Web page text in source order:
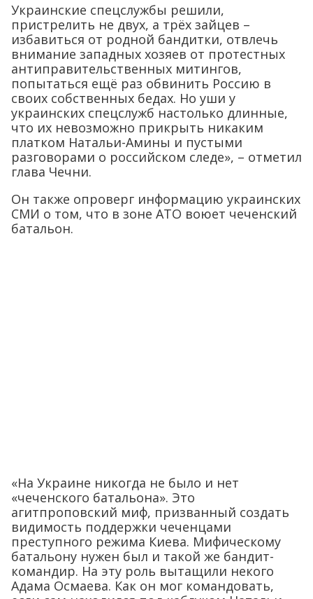
Украинские спецслужбы решили,
пристрелить не двух, а трёх зайцев –
избавиться от родной бандитки, отвлечь
внимание западных хозяев от протестных
антиправительственных митингов,
попытаться ещё раз обвинить Россию в
своих собственных бедах. Но уши у
украинских спецслужб настолько длинные,
что их невозможно прикрыть никаким
платком Натальи-Амины и пустыми
разговорами о российском следе», – отметил
глава Чечни.
Он также опроверг информацию украинских
СМИ о том, что в зоне АТО воюет чеченский
батальон.
«На Украине никогда не было и нет
«чеченского батальона». Это
агитпроповский миф, призванный создать
видимость поддержки чеченцами
преступного режима Киева. Мифическому
батальону нужен был и такой же бандит-
командир. На эту роль вытащили некого
Адама Осмаева. Как он мог командовать,